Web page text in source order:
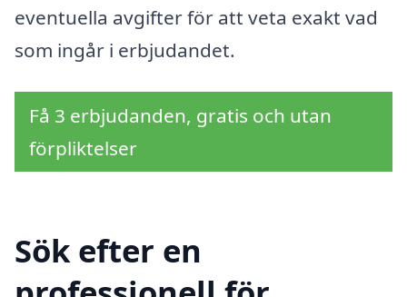
eventuella avgifter för att veta exakt vad
som ingår i erbjudandet.
Få 3 erbjudanden, gratis och utan
förpliktelser
Sök efter en